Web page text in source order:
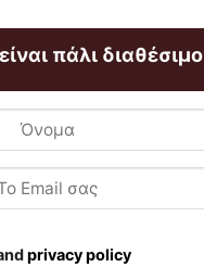
πάλι διαθέσιμο
privacy policy